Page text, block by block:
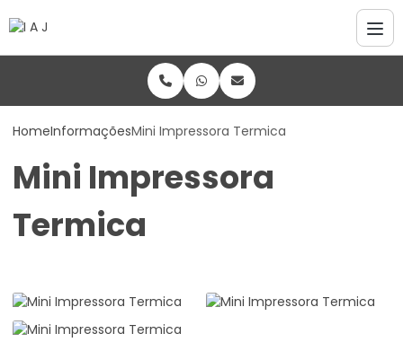
HomeInformaçõesMini Impressora Termica
Mini Impressora
Termica